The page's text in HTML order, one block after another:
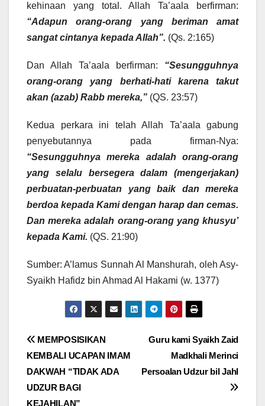
kehinaan yang total. Allah Ta’aala berfirman:
“Adapun orang-orang yang beriman amat
sangat cintanya kepada Allah”. (Qs. 2:165)
Dan Allah Ta’aala berfirman: “Sesungguhnya
orang-orang yang berhati-hati karena takut
akan (azab) Rabb mereka,” (QS. 23:57)
Kedua perkara ini telah Allah Ta’aala gabung
penyebutannya pada firman-Nya:
“Sesungguhnya mereka adalah orang-orang
yang selalu bersegera dalam (mengerjakan)
perbuatan-perbuatan yang baik dan mereka
berdoa kepada Kami dengan harap dan cemas.
Dan mereka adalah orang-orang yang khusyu’
kepada Kami. (QS. 21:90)
Sumber: A’lamus Sunnah Al Manshurah, oleh Asy-
Syaikh Hafidz bin Ahmad Al Hakami (w. 1377)
Post
navigation
Guru kami Syaikh Zaid
Madkhali Merinci
Persoalan Udzur bil Jahl
MEMPOSISIKAN
KEMBALI UCAPAN IMAM
DAKWAH “TIDAK ADA
UDZUR BAGI
KEJAHILAN”